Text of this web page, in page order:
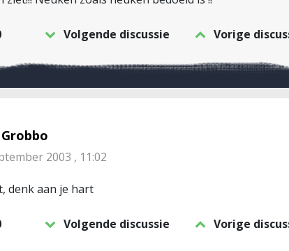
Volgende discussie Vorige
Grobbo
2003 , 11:02
denk aan je hart
Volgende discussie Vorige